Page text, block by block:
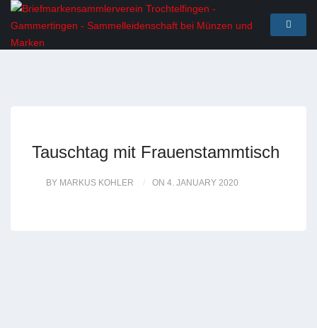
Tauschtag mit Frauenstammtisch
BY MARKUS KOHLER ON 4. JANUARY 2020